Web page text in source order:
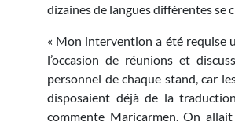
dizaines de langues différentes se
« Mon intervention a été requise
l’occasion de réunions et
personnel de chaque stand, car
disposaient déjà de la
commente Maricarmen. On